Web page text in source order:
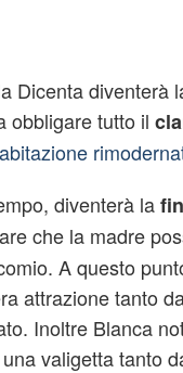
Dicenta diventerà
obbligare tutto il
diventerà la
che la madre
A questo
attrazione tanto
Inoltre Blanca
valigetta tanto